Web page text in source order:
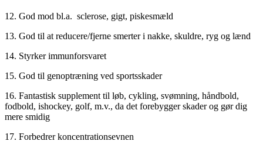
12. God mod bl.a. sclerose, gigt, piskesmæld
13. God til at reducere/fjerne smerter i nakke, skuldre, ryg og lænd
14. Styrker immunforsvaret
15. God til genoptræning ved sportsskader
16. Fantastisk supplement til løb, cykling, svømning, håndbold,
fodbold, ishockey, golf, m.v., da det forebygger skader og gør dig
mere smidig
17. Forbedrer koncentrationsevnen